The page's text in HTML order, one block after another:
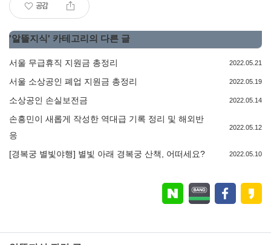
공감
'알뜰지식 ' 카테고리의 다른 글
서울 무급휴직 지원금 총정리 2022.05.21
서울 소상공인 폐업 지원금 총정리 2022.05.19
소상공인 손실보전금 2022.05.14
손흥민이 새롭게 작성한 역대급 기록 정리 및 해외반
응
2022.05.12
[경복궁 별빛야행] 별빛 아래 경복궁 산책, 어떠세요? 2022.05.10